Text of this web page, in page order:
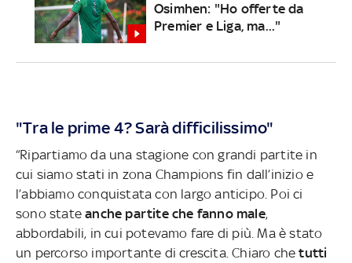
Osimhen: "Ho offerte da
Premier e Liga, ma..."
"Tra le prime 4? Sarà difficilissimo"
“Ripartiamo da una stagione con grandi partite in
cui siamo stati in zona Champions fin dall’inizio e
l’abbiamo conquistata con largo anticipo. Poi ci
sono stateanche partite che fanno male,
abbordabili, in cui potevamo fare di più. Ma è stato
un percorso importante di crescita. Chiaro chetutti